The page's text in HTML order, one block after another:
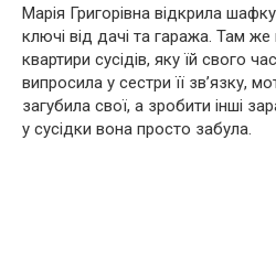
Марія Григорівна відкрила шафку
ключі від дачі та гаража. Там же
квартири сусідів, яку їй свого
випросила у сестри її зв’язку,
загубила свої, а зробити інші
у сусідки вона просто забула.